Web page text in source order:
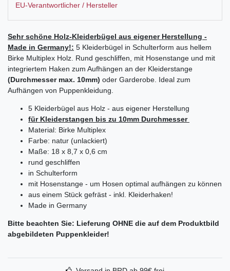
EU-Verantwortlicher / Hersteller
Sehr schöne Holz-Kleiderbügel aus eigener Herstellung -
Made in Germany!: 5 Kleiderbügel in Schulterform aus hellem
Birke Multiplex Holz. Rund geschliffen, mit Hosenstange und mit
integriertem Haken zum Aufhängen an der Kleiderstange
(Durchmesser max. 10mm) oder Garderobe. Ideal zum
Aufhängen von Puppenkleidung.
5 Kleiderbügel aus Holz - aus eigener Herstellung
für Kleiderstangen bis zu 10mm Durchmesser
Material: Birke Multiplex
Farbe: natur (unlackiert)
Maße: 18 x 8,7 x 0,6 cm
rund geschliffen
in Schulterform
mit Hosenstange - um Hosen optimal aufhängen zu können
aus einem Stück gefräst - inkl. Kleiderhaken!
Made in Germany
Bitte beachten Sie: Lieferung OHNE die auf dem Produktbild
abgebildeten Puppenkleider!